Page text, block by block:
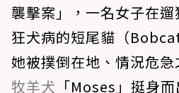
襲擊案」，一名女子在
狂犬病的短尾貓（
她被撲倒在地、情況危
牧羊犬 「Moses」挺身